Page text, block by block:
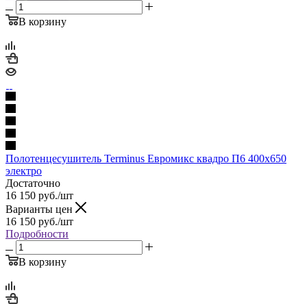
В корзину
Полотенцесушитель Terminus Евромикс квадро П6 400х650
электро
Достаточно
16 150 руб./шт
Варианты цен
16 150 руб./шт
Подробности
В корзину